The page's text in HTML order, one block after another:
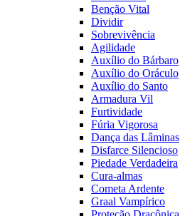
Benção Vital
Dividir
Sobrevivência
Agilidade
Auxílio do Bárbaro
Auxílio do Oráculo
Auxílio do Santo
Armadura Vil
Furtividade
Fúria Vigorosa
Dança das Lâminas
Disfarce Silencioso
Piedade Verdadeira
Cura-almas
Cometa Ardente
Graal Vampírico